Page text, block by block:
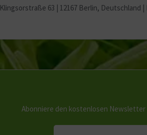
Klingsorstraße 63 | 12167 Berlin, Deutschland |
Abonniere den kostenlosen Newsletter